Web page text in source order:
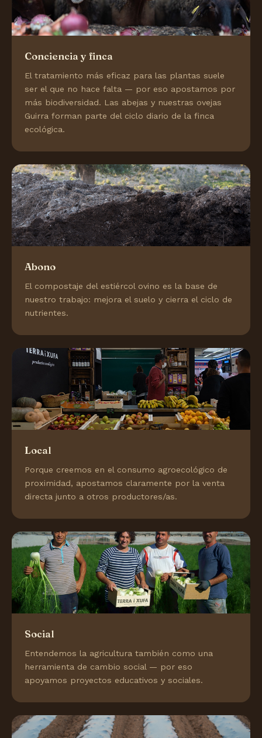
Conciencia y finca
El tratamiento más eficaz para las plantas suele
ser el que no hace falta — por eso apostamos por
más biodiversidad. Las abejas y nuestras ovejas
Guirra forman parte del ciclo diario de la finca
ecológica.
Abono
El compostaje del estiércol ovino es la base de
nuestro trabajo: mejora el suelo y cierra el ciclo de
nutrientes.
Local
Porque creemos en el consumo agroecológico de
proximidad, apostamos claramente por la venta
directa junto a otros productores/as.
Social
Entendemos la agricultura también como una
herramienta de cambio social — por eso
apoyamos proyectos educativos y sociales.